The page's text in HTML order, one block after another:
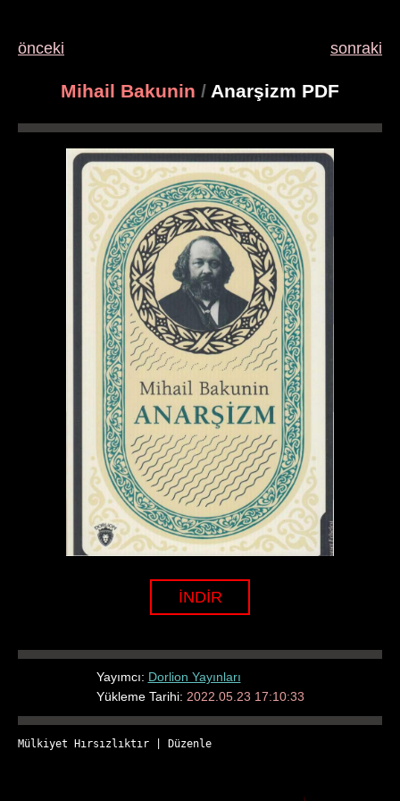
önceki sonraki
Mihail Bakunin / Anarşizm PDF
İNDİR
Yayımcı: Dorlion Yayınları
Yükleme Tarihi: 2022.05.23 17:10:33
Mülkiyet Hırsızlıktır Düzenle